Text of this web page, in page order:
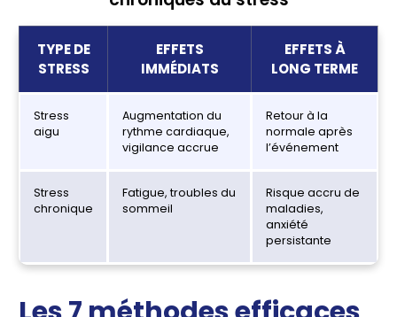
TYPE DE
STRESS
EFFETS
IMMÉDIATS
EFFETS À
LONG TERME
Stress
aigu
Augmentation du
rythme cardiaque,
vigilance accrue
Retour à la
normale après
l’événement
Stress
chronique
Fatigue, troubles du
sommeil
Risque accru de
maladies,
anxiété
persistante